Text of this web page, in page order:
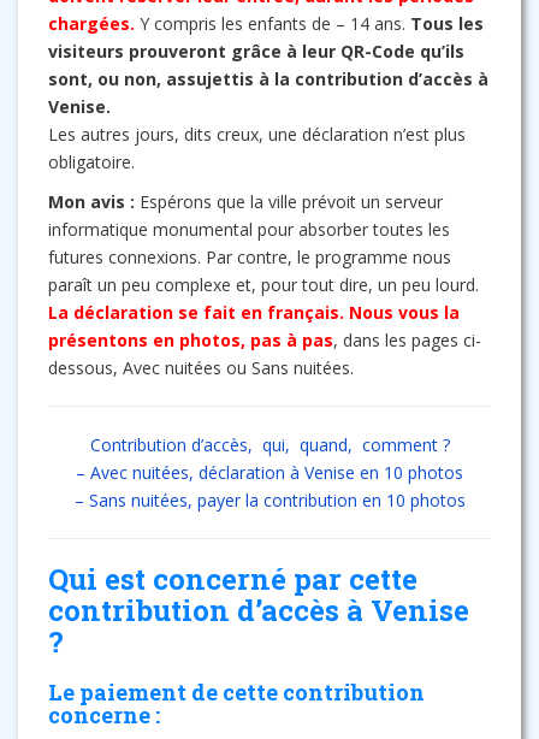
chargées. Y compris les enfants de – 14 ans. Tous les
visiteurs prouveront grâce à leur QR-Code qu’ils
sont, ou non, assujettis à la contribution d’accès à
Venise.
Les autres jours, dits creux, une déclaration n’est plus
obligatoire.
Mon avis : Espérons que la ville prévoit un serveur
informatique monumental pour absorber toutes les
futures connexions. Par contre, le programme nous
paraît un peu complexe et, pour tout dire, un peu lourd.
La déclaration se fait en français. Nous vous la
présentons en photos, pas à pas, dans les pages ci-
dessous, Avec nuitées ou Sans nuitées.
Contribution d’accès, qui, quand, comment ?
– Avec nuitées, déclaration à Venise en 10 photos
– Sans nuitées, payer la contribution en 10 photos
Qui est concerné par cette
contribution d’accès à Venise
?
Le paiement de cette contribution
concerne :